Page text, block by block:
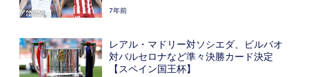
7年前
レアル・マドリー対ソシエダ、ビルバオ
対バルセロナなど準々決勝カード決定
【スペイン国王杯】